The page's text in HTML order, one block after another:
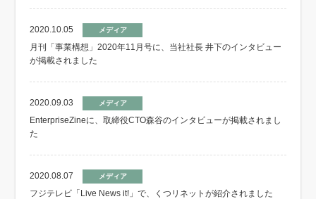
2020.10.05 メディア
月刊「事業構想」2020年11月号に、当社社長 井下のインタビュー
が掲載されました
2020.09.03 メディア
EnterpriseZineに、取締役CTO森谷のインタビューが掲載されまし
た
2020.08.07 メディア
フジテレビ「Live News it!」で、くつリネットが紹介されました